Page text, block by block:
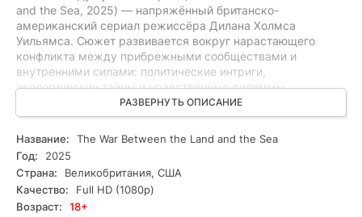
and the Sea, 2025) — напряжённый британско-
американский сериал режиссёра Дилана Холмса
Уильямса. Сюжет развивается вокруг нарастающего
конфликта между прибрежными сообществами и
внутренними силами: политические интриги,
экологические тайны и нравственные дилеммы
вовлекают персонажей в опасную схватку за правду.
Сериал сочетает глубину драмы, ритм триллера и
детективную интригу, оставляя всё больше вопросов и
усиливая напряжение. Изящная операторская работа и
мрачная атмосфера повышают ощущение неизбежного
столкновения. Подойдёт любителям серьёзных драм,
психологических триллеров и запутанных детективов.
Смотрите онлайн все серии в HD, в хорошем качестве и
РАЗВЕРНУТЬ ОПИСАНИЕ
Название:
The War Between the Land and the Sea
Год:
2025
Страна:
Великобритания, США
Качество:
Full HD (1080p)
Возраст:
18+